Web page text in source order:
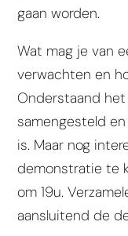
gaan worden.
Wat mag je van
verwachten en
Onderstaand
samengesteld
is. Maar nog
demonstratie te
om 19u.
aansluitend de